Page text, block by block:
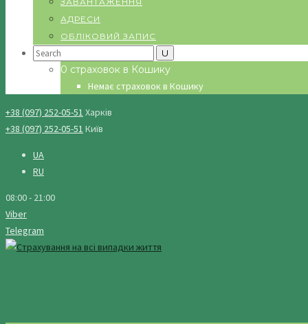
АДРЕСИ
ОБЛІКОВИЙ ЗАПИС
Search
0 страховок в Кошику
Немає страховок в Кошику
+38 (097) 252-05-51 Харків
+38 (097) 252-05-51 Київ
UA
RU
08:00 - 21:00
Viber
Telegram